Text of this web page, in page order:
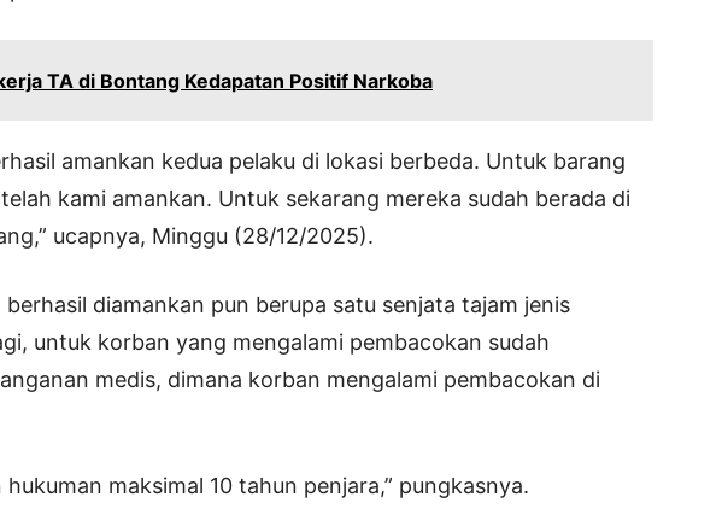
TA di Bontang Kedapatan Positif Narkoba
amankan kedua pelaku di lokasi berbeda. Untuk barang
kami amankan. Untuk sekarang mereka sudah berada di
ucapnya, Minggu (28/12/2025).
diamankan pun berupa satu senjata tajam jenis
untuk korban yang mengalami pembacokan sudah
medis, dimana korban mengalami pembacokan di
hukuman maksimal 10 tahun penjara,” pungkasnya.